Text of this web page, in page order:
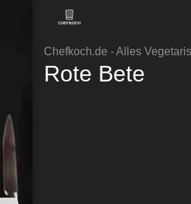
Chefkoch.de - Alles
Rote Bete